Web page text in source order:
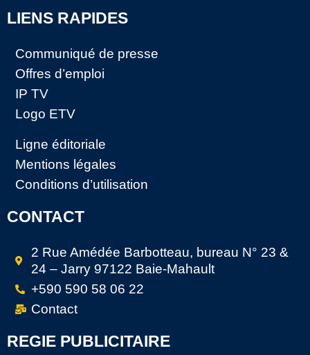
LIENS RAPIDES
Communiqué de presse
Offres d’emploi
IP TV
Logo ETV
Ligne éditoriale
Mentions légales
Conditions d’utilisation
CONTACT
2 Rue Amédée Barbotteau, bureau N° 23 &
24 – Jarry 97122 Baie-Mahault
+590 590 58 06 22
Contact
REGIE PUBLICITAIRE